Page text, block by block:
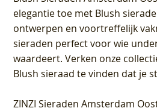
elegantie toe met Blush
ontwerpen en voortreffelijk
sieraden perfect voor wie
waardeert. Verken onze
Blush sieraad te vinden dat je
ZINZI Sieraden Amsterdam